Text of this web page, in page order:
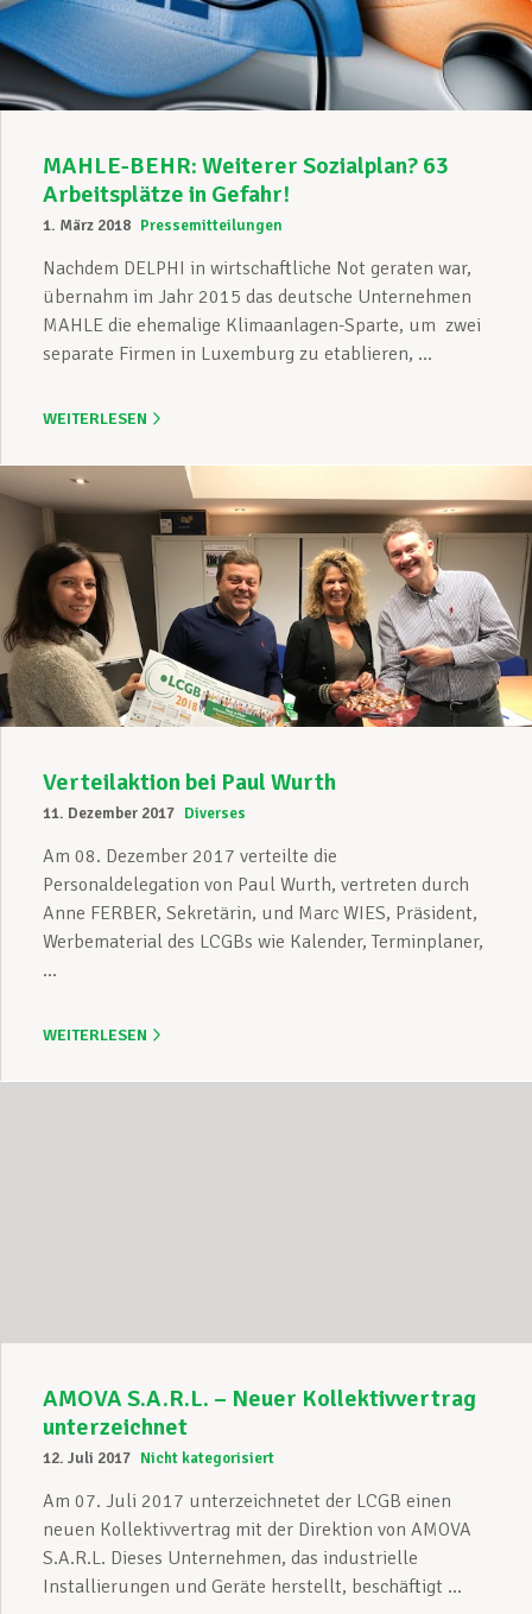
MAHLE-BEHR: Weiterer Sozialplan? 63
Arbeitsplätze in Gefahr!
1. März 2018 Pressemitteilungen
Nachdem DELPHI in wirtschaftliche Not geraten war,
übernahm im Jahr 2015 das deutsche Unternehmen
MAHLE die ehemalige Klimaanlagen-Sparte, um zwei
separate Firmen in Luxemburg zu etablieren, ...
WEITERLESEN
Verteilaktion bei Paul Wurth
11. Dezember 2017 Diverses
Am 08. Dezember 2017 verteilte die
Personaldelegation von Paul Wurth, vertreten durch
Anne FERBER, Sekretärin, und Marc WIES, Präsident,
Werbematerial des LCGBs wie Kalender, Terminplaner,
...
WEITERLESEN
AMOVA S.A.R.L. – Neuer Kollektivvertrag
unterzeichnet
12. Juli 2017 Nicht kategorisiert
Am 07. Juli 2017 unterzeichnetet der LCGB einen
neuen Kollektivvertrag mit der Direktion von AMOVA
S.A.R.L. Dieses Unternehmen, das industrielle
Installierungen und Geräte herstellt, beschäftigt ...